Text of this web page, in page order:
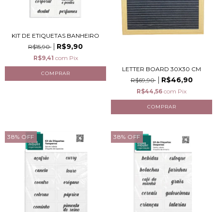
KIT DE ETIQUETAS BANHEIRO
R$15,90
R$9,90
R$9,41 com Pix
LETTER BOARD 30X30 CM
R$69,90
R$46,90
R$44,56 com Pix
38% OFF 38% OFF